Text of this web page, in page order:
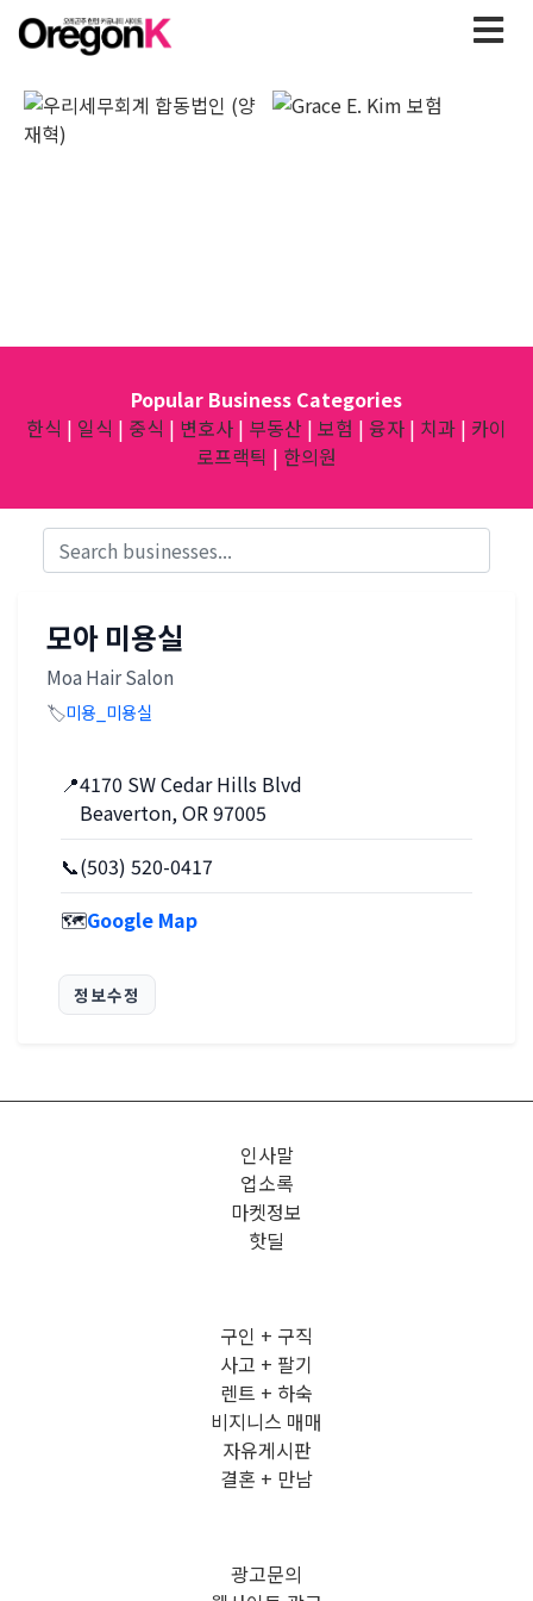
Popular Business Categories
한식 | 일식 | 중식 | 변호사 | 부동산 | 보험 | 융자 | 치과 | 카이
로프랙틱 | 한의원
모아 미용실
Moa Hair Salon
🏷️미용_미용실
📍4170 SW Cedar Hills Blvd
Beaverton, OR 97005
📞(503) 520-0417
🗺️Google Map
정보수정
인사말
업소록
마켓정보
핫딜
구인 + 구직
사고 + 팔기
렌트 + 하숙
비지니스 매매
자유게시판
결혼 + 만남
광고문의